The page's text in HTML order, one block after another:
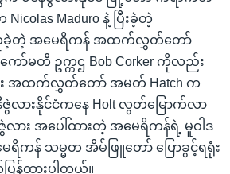
Maduro နဲ့ ပြီးခဲ့တဲ့
ခဲ့တဲ့ အမေရိကန် အထက်လွှတ်တော်
ော်မတီ ဥက္ကဌ Bob Corker ကိုလည်း
င်း အထက်လွှတ်တော် အမတ် Hatch က
ဇွဲလားနိုင်ငံကနေ Holt လွတ်မြောက်လာ
ား အပေါ်ထားတဲ့ အမေရိကန်ရဲ့ မူဝါဒ
ရိကန် သမ္မတ အိမ်ဖြူတော် ပြောခွင့်ရရုံး
န်ထားပါတယ်။